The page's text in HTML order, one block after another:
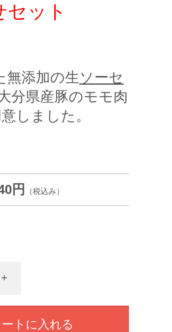
セット
無添加の生ソーセ
分県産豚のモモ肉
しました 。
円 （税込み）
+
ートに入れる